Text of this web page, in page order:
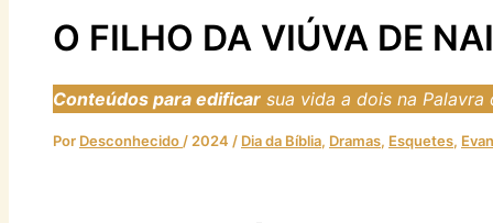
O FILHO DA VIÚVA DE
Conteúdos para edificar sua vida a dois na Palavra
Por Desconhecido / 2024 / Dia da Bíblia, Dramas, Esquetes,